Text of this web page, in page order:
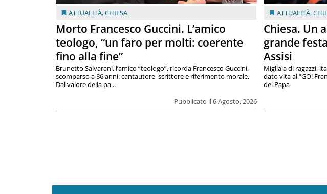
ATTUALITÀ,CHIESA
Morto Francesco Guccini. L’amico
teologo, “un faro per molti: coerente
fino alla fine”
Pubblicato il 6 Agosto, 2026
Brunetto Salvarani, l’amico “teologo”, ricorda Francesco Guccini,
scomparso a 86 anni: cantautore, scrittore e riferimento morale.
Dal valore della pa...
ATTUALITÀ,
Chiesa. Un
grande
Assisi
Migliaia di ragazzi,
dato vita al “GO!
del Papa